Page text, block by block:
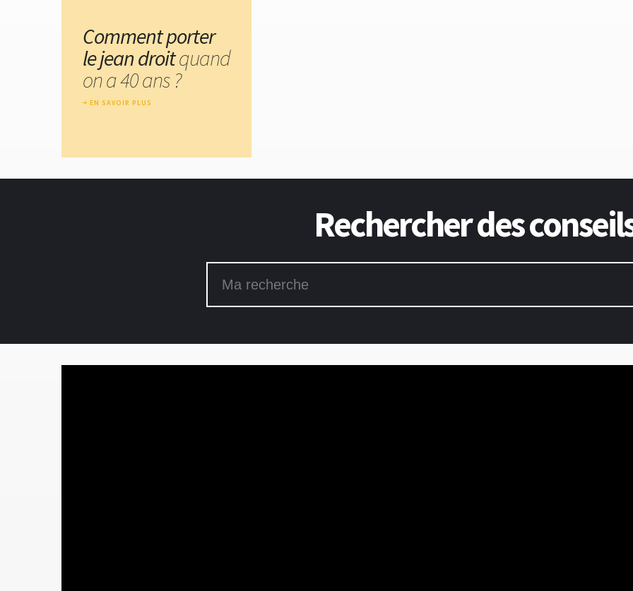
Comment porter
le jean droitquand
on a 40 ans ?
EN SAVOIR PLUS
Rechercher des